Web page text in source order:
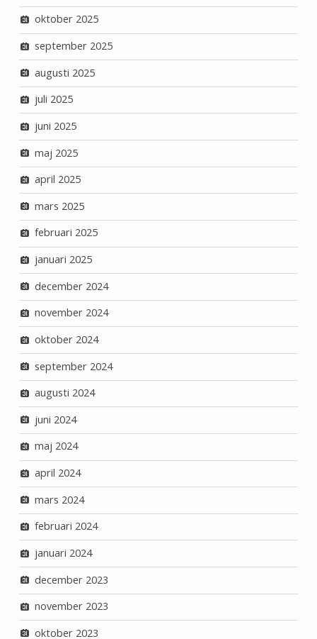
oktober 2025
september 2025
augusti 2025
juli 2025
juni 2025
maj 2025
april 2025
mars 2025
februari 2025
januari 2025
december 2024
november 2024
oktober 2024
september 2024
augusti 2024
juni 2024
maj 2024
april 2024
mars 2024
februari 2024
januari 2024
december 2023
november 2023
oktober 2023